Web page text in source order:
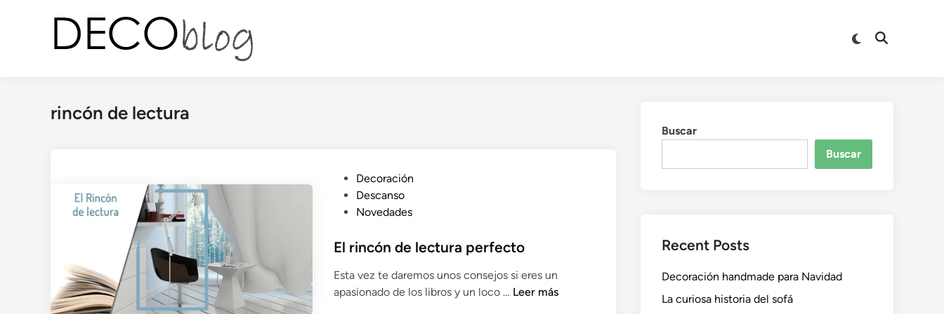
rincón de lectura
i
a
d
Decoración
Descanso
Novedades
El rincón de lectura perfecto
Esta vez te daremos unos consejos si eres un
apasionado de los libros y un loco … E
Leer más
Buscar
Buscar
Recent Posts
Decoración handmade para Navidad
La curiosa historia del sofá